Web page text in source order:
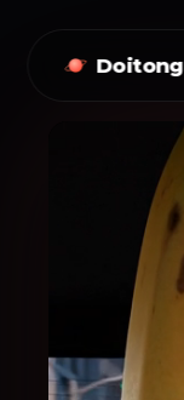
Doitong